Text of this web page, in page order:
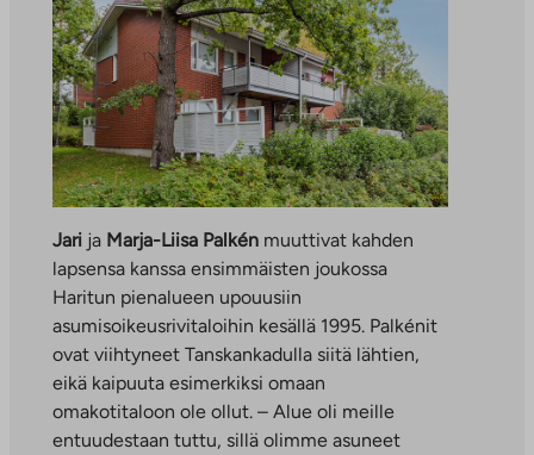
Jari ja Marja-Liisa Palkén muuttivat kahden
lapsensa kanssa ensimmäisten joukossa
Haritun pienalueen upouusiin
asumisoikeusrivitaloihin kesällä 1995. Palkénit
ovat viihtyneet Tanskankadulla siitä lähtien,
eikä kaipuuta esimerkiksi omaan
omakotitaloon ole ollut. – Alue oli meille
entuudestaan tuttu, sillä olimme asuneet